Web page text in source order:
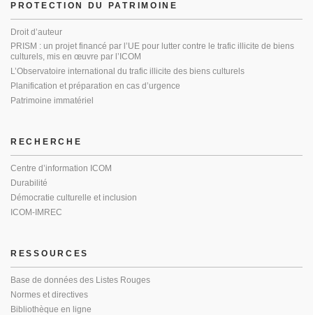
PROTECTION DU PATRIMOINE
Droit d’auteur
PRISM : un projet financé par l’UE pour lutter contre le trafic illicite de biens
culturels, mis en œuvre par l’ICOM
L’Observatoire international du trafic illicite des biens culturels
Planification et préparation en cas d’urgence
Patrimoine immatériel
RECHERCHE
Centre d’information ICOM
Durabilité
Démocratie culturelle et inclusion
ICOM-IMREC
RESSOURCES
Base de données des Listes Rouges
Normes et directives
Bibliothèque en ligne